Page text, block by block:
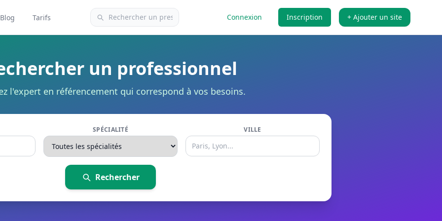
Blog Tarifs Connexion Inscription + Ajouter un site
un professionnel
l'expert en référencement qui correspond à vos besoins.
SPÉCIALITÉ VILLE
Rechercher